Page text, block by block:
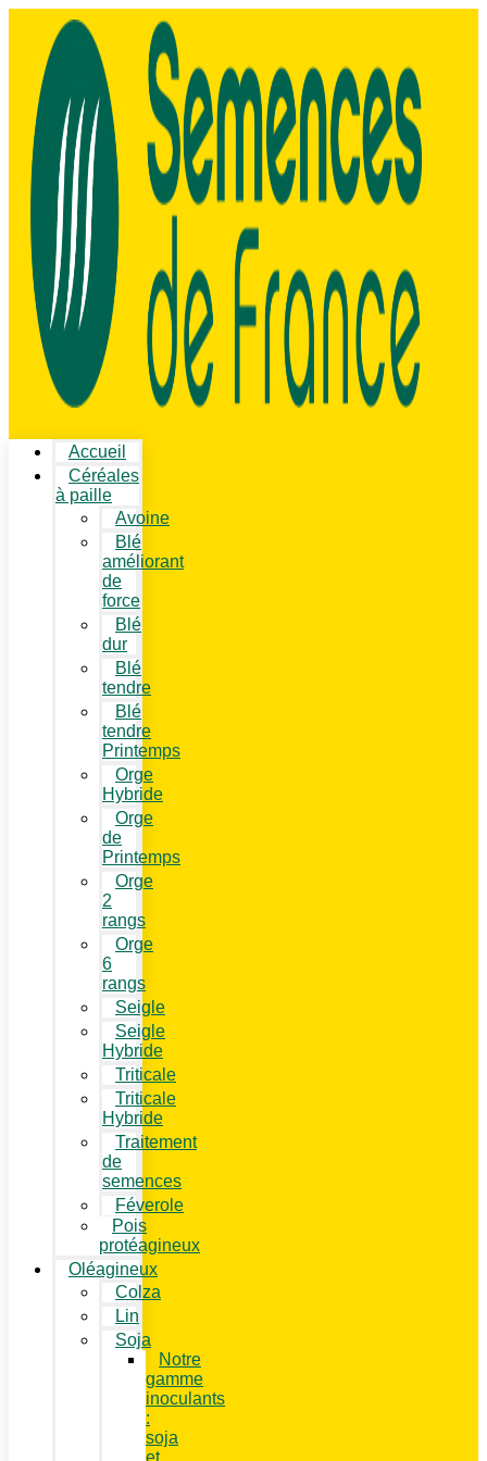
Accueil
Céréales
à paille
Avoine
Blé
améliorant
de
force
Blé
dur
Blé
tendre
Blé
tendre
Printemps
Orge
Hybride
Orge
de
Printemps
Orge
2
rangs
Orge
6
rangs
Seigle
Seigle
Hybride
Triticale
Triticale
Hybride
Traitement
de
semences
Féverole
Pois
protéagineux
Oléagineux
Colza
Lin
Soja
Notre
gamme
inoculants
:
soja
et